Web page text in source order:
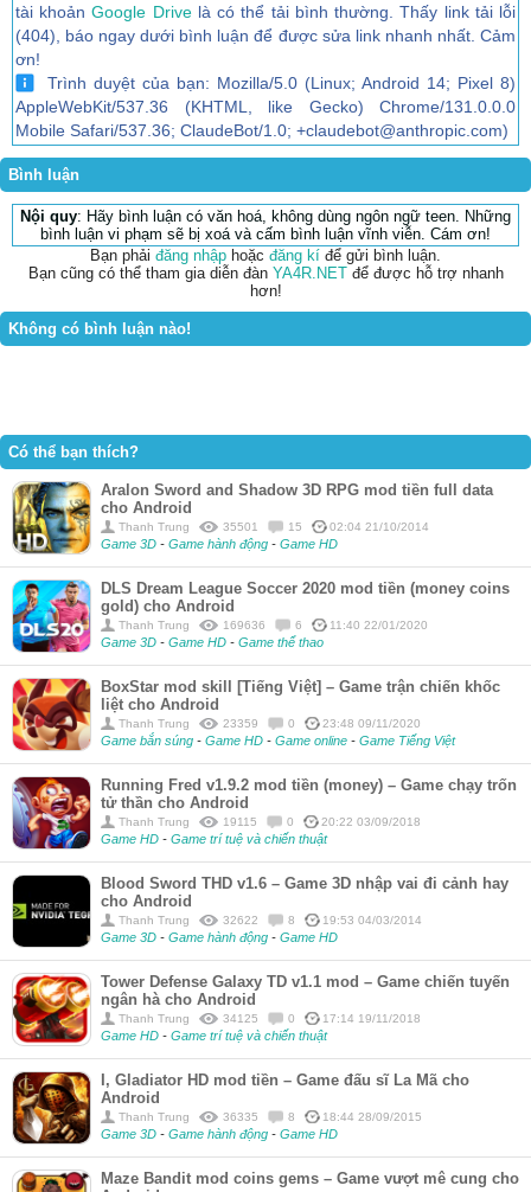
tài khoảnGoogle Drivelà có thể tải bình thường. Thấy link tải lỗi
(404), báo ngay dưới bình luận để được sửa link nhanh nhất. Cảm
ơn!
Trình duyệt của bạn: Mozilla/5.0 (Linux; Android 14; Pixel 8)
AppleWebKit/537.36 (KHTML, like Gecko) Chrome/131.0.0.0
Mobile Safari/537.36; ClaudeBot/1.0; +claudebot@anthropic.com)
Bình luận
Nội quy: Hãy bình luận có văn hoá, không dùng ngôn ngữ teen. Những
bình luận vi phạm sẽ bị xoá và cấm bình luận vĩnh viễn. Cám ơn!
Bạn phải đăng nhập hoặc đăng kí để gửi bình luận.
Bạn cũng có thể tham gia diễn đàn YA4R.NETđể được hỗ trợ nhanh
hơn!
Không có bình luận nào!
Có thể bạn thích?
Aralon Sword and Shadow 3D RPG mod tiền full data
cho Android
Thanh Trung 35501 15 02:04 21/10/2014
Game 3D - Game hành động - Game HD
DLS Dream League Soccer 2020 mod tiền (money coins
gold) cho Android
Thanh Trung 169636 6 11:40 22/01/2020
Game 3D - Game HD - Game thể thao
BoxStar mod skill [Tiếng Việt] – Game trận chiến khốc
liệt cho Android
Thanh Trung 23359 0 23:48 09/11/2020
Game bắn súng - Game HD - Game online - Game Tiếng Việt
Running Fred v1.9.2 mod tiền (money) – Game chạy trốn
tử thần cho Android
Thanh Trung 19115 0 20:22 03/09/2018
Game HD - Game trí tuệ và chiến thuật
Blood Sword THD v1.6 – Game 3D nhập vai đi cảnh hay
cho Android
Thanh Trung 32622 8 19:53 04/03/2014
Game 3D - Game hành động - Game HD
Tower Defense Galaxy TD v1.1 mod – Game chiến tuyến
ngân hà cho Android
Thanh Trung 34125 0 17:14 19/11/2018
Game HD - Game trí tuệ và chiến thuật
I, Gladiator HD mod tiền – Game đấu sĩ La Mã cho
Android
Thanh Trung 36335 8 18:44 28/09/2015
Game 3D - Game hành động - Game HD
Maze Bandit mod coins gems – Game vượt mê cung cho